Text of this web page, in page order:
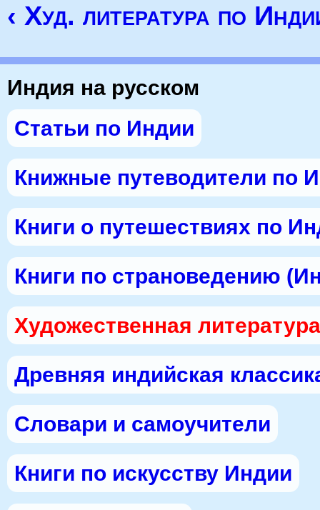
‹ Худ. литература по
Индия на русском
Статьи по Индии
Книжные путеводители по
Книги о путешествиях по
Книги по страноведению
Художественная
Древняя индийская
Словари и самоучители
Книги по искусству Индии